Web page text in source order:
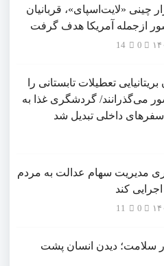
چینی «لایت‌اسپای»، قربانیان
14
بریتانیایی تعطیلات تابستانی را
می‌گذرانند/ گردشگری غذا به
سفرهای داخلی تبدیل شد
مدیریت سهام عدالت به مردم
کند
11
سلامت؛ دیدن انسان پشت